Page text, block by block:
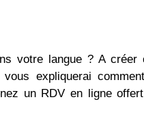
votre langue ? A créer
expliquerai
un RDV en ligne